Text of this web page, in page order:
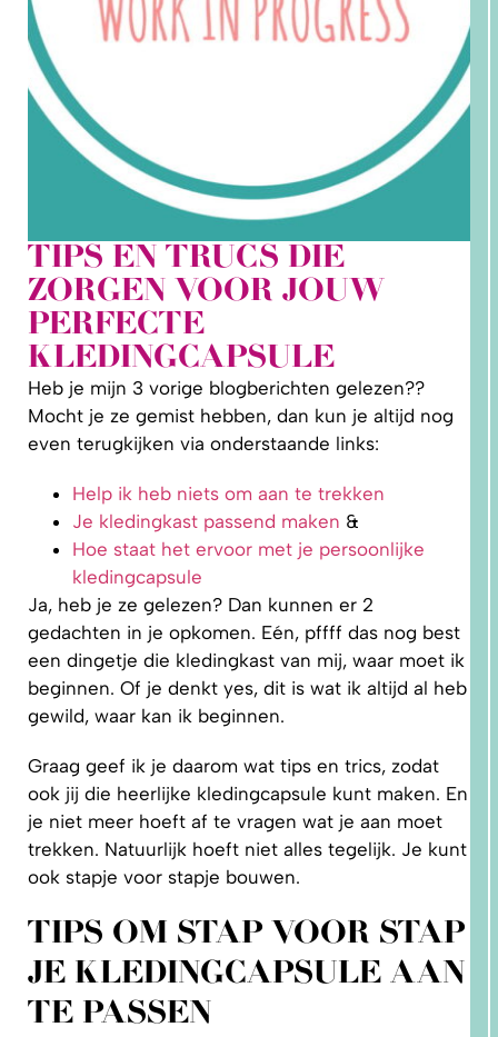
TIPS EN TRUCS DIE
ZORGEN VOOR JOUW
PERFECTE
KLEDINGCAPSULE
Heb je mijn 3 vorige blogberichten gelezen??
Mocht je ze gemist hebben, dan kun je altijd nog
even terugkijken via onderstaande links:
Help ik heb niets om aan te trekken
Je kledingkast passend maken &
Hoe staat het ervoor met je persoonlijke
kledingcapsule
Ja, heb je ze gelezen? Dan kunnen er 2
gedachten in je opkomen. Eén, pffff das nog best
een dingetje die kledingkast van mij, waar moet ik
beginnen. Of je denkt yes, dit is wat ik altijd al heb
gewild, waar kan ik beginnen.
Graag geef ik je daarom wat tips en trics, zodat
ook jij die heerlijke kledingcapsule kunt maken. En
je niet meer hoeft af te vragen wat je aan moet
trekken. Natuurlijk hoeft niet alles tegelijk. Je kunt
ook stapje voor stapje bouwen.
TIPS OM STAP VOOR STAP
JE KLEDINGCAPSULE AAN
TE PASSEN
WAAROM
PAST
JOU!